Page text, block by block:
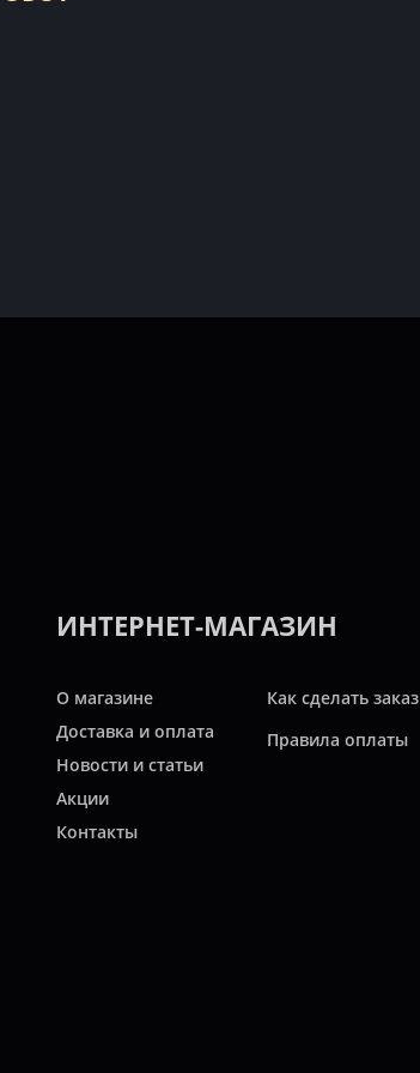
ИНТЕРНЕТ-МАГАЗИН
О магазине
Доставка и оплата
Новости и статьи
Акции
Контакты
Как сделать заказ
Правила оплаты